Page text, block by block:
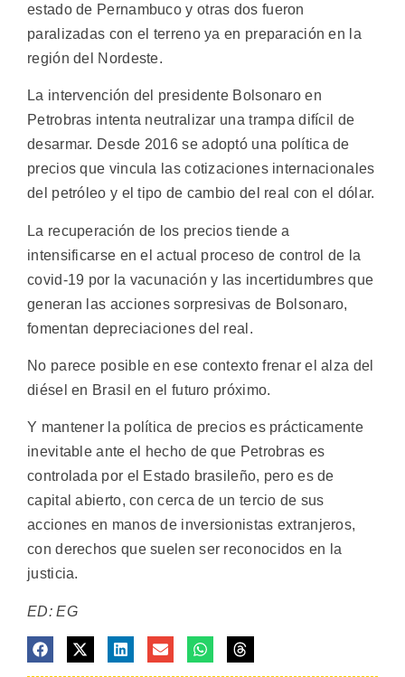
estado de Pernambuco y otras dos fueron
paralizadas con el terreno ya en preparación en la
región del Nordeste.
La intervención del presidente Bolsonaro en
Petrobras intenta neutralizar una trampa difícil de
desarmar. Desde 2016 se adoptó una política de
precios que vincula las cotizaciones internacionales
del petróleo y el tipo de cambio del real con el dólar.
La recuperación de los precios tiende a
intensificarse en el actual proceso de control de la
covid-19 por la vacunación y las incertidumbres que
generan las acciones sorpresivas de Bolsonaro,
fomentan depreciaciones del real.
No parece posible en ese contexto frenar el alza del
diésel en Brasil en el futuro próximo.
Y mantener la política de precios es prácticamente
inevitable ante el hecho de que Petrobras es
controlada por el Estado brasileño, pero es de
capital abierto, con cerca de un tercio de sus
acciones en manos de inversionistas extranjeros,
con derechos que suelen ser reconocidos en la
justicia.
ED: EG